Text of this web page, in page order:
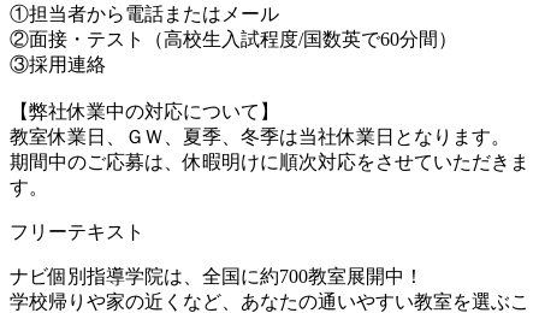
①担当者から電話またはメール
②面接・テスト（高校生入試程度/国数英で60分間）
③採用連絡
【弊社休業中の対応について】
教室休業日、ＧＷ、夏季、冬季は当社休業日となります。
期間中のご応募は、休暇明けに順次対応をさせていただきま
す。
フリーテキスト
ナビ個別指導学院は、全国に約700教室展開中！
学校帰りや家の近くなど、あなたの通いやすい教室を選ぶこ